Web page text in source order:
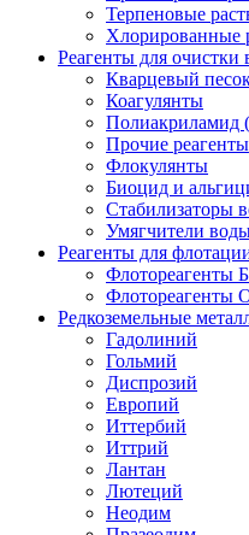
Терпеновые
Хлорированные
Реагенты для очистки
Кварцевый
Коагулянты
Прочие реагенты
Флокулянты
Биоцид и
Стабилизаторы
Умягчители
Реагенты для
Флотореагенты
Флотореагенты
Редкоземельные
Гадолиний
Гольмий
Диспрозий
Европий
Иттербий
Иттрий
Лантан
Лютеций
Неодим